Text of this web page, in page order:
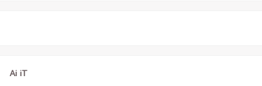
Ai iT